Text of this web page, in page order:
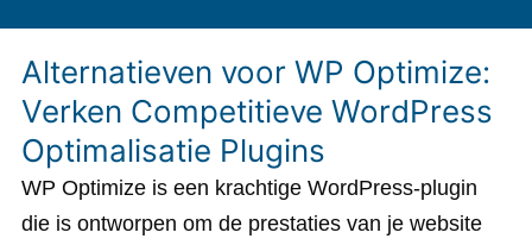
Alternatieven voor WP Optimize:
Verken Competitieve WordPress
Optimalisatie Plugins
WP Optimize is een krachtige WordPress-plugin
die is ontworpen om de prestaties van je website